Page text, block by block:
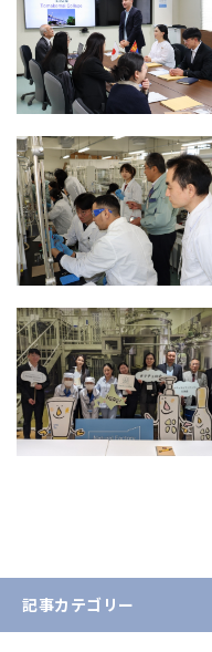
記事カテゴリー